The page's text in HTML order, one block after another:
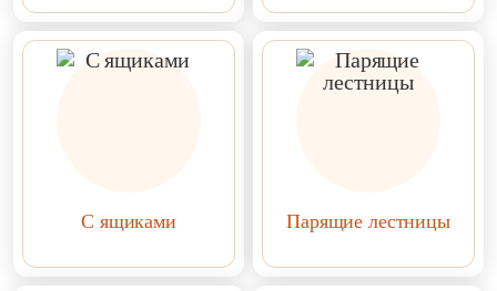
С ящиками Парящие лестницы